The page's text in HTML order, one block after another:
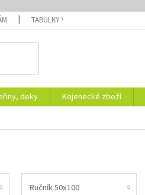
TABULKY VELIKOSTÍ
deky Kojenecké zboží
Ručník 50x100